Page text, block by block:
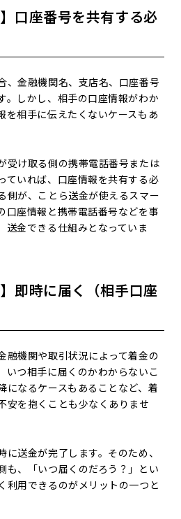
口座番号を共有する必
、金融機関名、支店名、口座番号
。しかし、相手の口座情報がわか
を相手に伝えたくないケースもあ
受け取る側の携帯電話番号または
ていれば、口座情報を共有する必
側が、ことら送金が使えるスマー
口座情報と携帯電話番号などを事
送金できる仕組みとなっていま
即時に届く（相手口座
融機関や取引状況によって着金の
いつ相手に届くのかわからないこ
になるケースもあることなど、着
安を抱くことも少なくありませ
送金が完了します。そのため、
も、「いつ届くのだろう？」とい
利用できるのがメリットの一つと